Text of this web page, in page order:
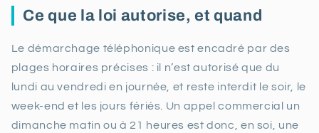
Ce que la loi autorise, et quand
Le démarchage téléphonique est encadré par des
plages horaires précises : il n’est autorisé que du
lundi au vendredi en journée, et reste interdit le soir, le
week-end et les jours fériés. Un appel commercial un
dimanche matin ou à 21 heures est donc, en soi, une